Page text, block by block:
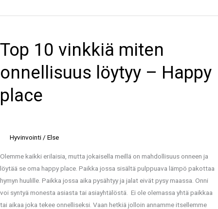
Top 10 vinkkiä miten
onnellisuus löytyy – Happy
place
Hyvinvointi/ Else
Olemme kaikki erilaisia, mutta jokaisella meillä on mahdollisuus onneen ja
löytää se oma happy place. Paikka jossa sisältä pulppuava lämpö pakottaa
hymyn huulille. Paikka jossa aika pysähtyy ja jalat eivät pysy maassa. Onni
voi syntyä monesta asiasta tai asiayhtälöstä. Ei ole olemassa yhtä paikkaa
tai aikaa joka tekee onnelliseksi. Vaan hetkiä jolloin annamme itsellemme
vinkkiä
miten
onnellisuus
–
Happy